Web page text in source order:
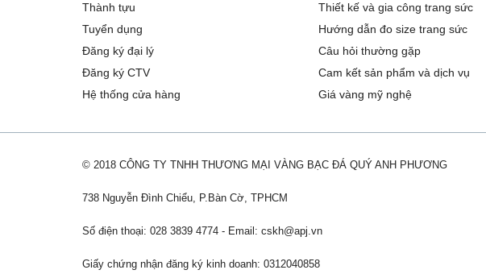
Thành tựu
Tuyển dụng
Đăng ký đại lý
Đăng ký CTV
Hệ thống cửa hàng
Thiết kế và gia công trang sức
Hướng dẫn đo size trang sức
Câu hỏi thường gặp
Cam kết sản phẩm và dịch vụ
Giá vàng mỹ nghệ
© 2018 CÔNG TY TNHH THƯƠNG MẠI VÀNG BẠC ĐÁ QUÝ ANH PHƯƠNG
738 Nguyễn Đình Chiểu, P.Bàn Cờ, TPHCM
Số điện thoại: 028 3839 4774 - Email: cskh@apj.vn
Giấy chứng nhận đăng ký kinh doanh: 0312040858